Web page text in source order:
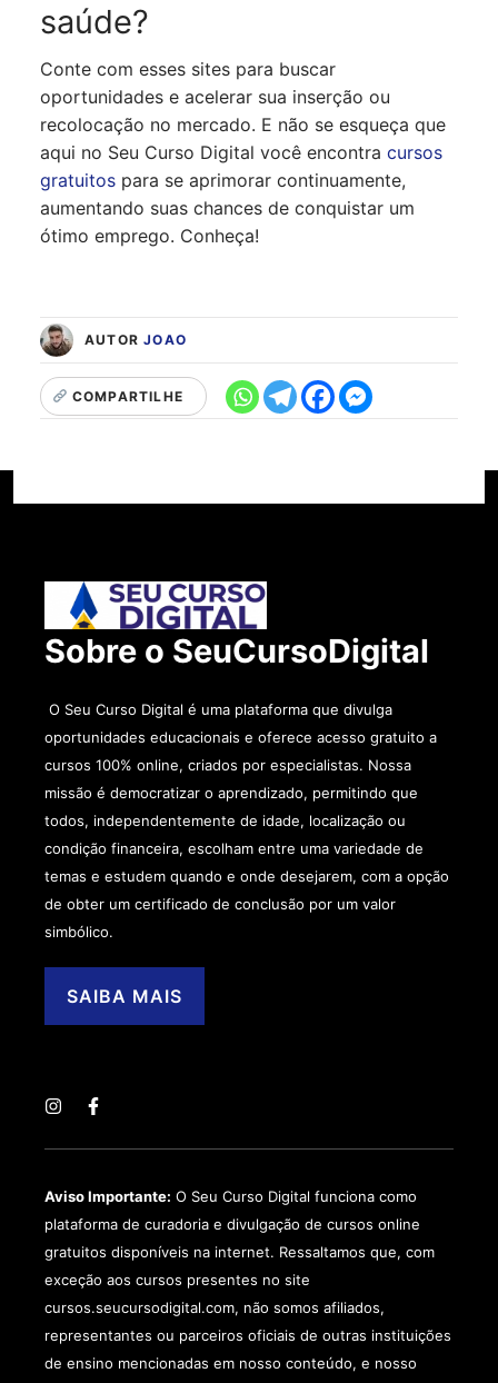
saúde?
Conte com esses sites para buscar
oportunidades e acelerar sua inserção ou
recolocação no mercado. E não se esqueça que
aqui no Seu Curso Digital você encontra cursos
gratuitos para se aprimorar continuamente,
aumentando suas chances de conquistar um
ótimo emprego. Conheça!
AUTORJOAO
COMPARTILHE
Sobre o SeuCursoDigital
O Seu Curso Digital é uma plataforma que divulga
oportunidades educacionais e oferece acesso gratuito a
cursos 100% online, criados por especialistas. Nossa
missão é democratizar o aprendizado, permitindo que
todos, independentemente de idade, localização ou
condição financeira, escolham entre uma variedade de
temas e estudem quando e onde desejarem, com a opção
de obter um certificado de conclusão por um valor
simbólico.
SAIBA MAIS
Aviso Importante: O Seu Curso Digital funciona como
plataforma de curadoria e divulgação de cursos online
gratuitos disponíveis na internet. Ressaltamos que, com
exceção aos cursos presentes no site
cursos.seucursodigital.com, não somos afiliados,
representantes ou parceiros oficiais de outras instituições
de ensino mencionadas em nosso conteúdo, e nosso